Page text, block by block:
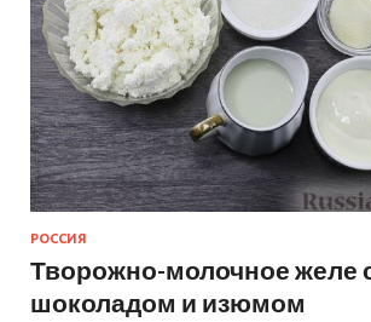
РОССИЯ
Творожно-молочное желе
шоколадом и изюмом